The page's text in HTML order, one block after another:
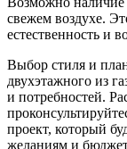
свежем воздухе.
естественность и
Выбор стиля и
двухэтажного из
и потребностей.
проект, который
желаниям и